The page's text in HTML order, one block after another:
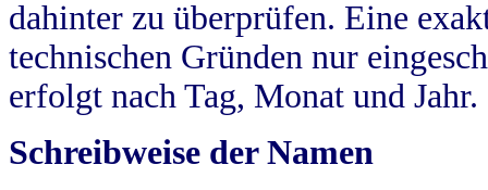
dahinter zu überprüfen. Eine
technischen Gründen nur
erfolgt nach Tag, Monat und Jahr.
Schreibweise der Namen